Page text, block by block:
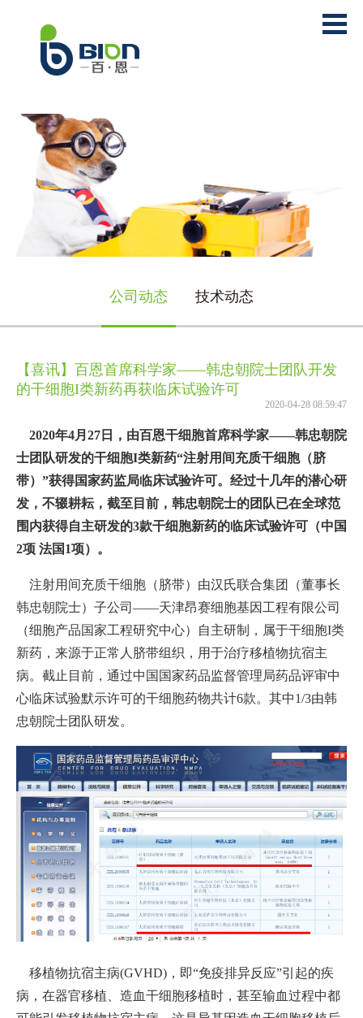
公司动态 技术动态
【喜讯】百恩首席科学家——韩忠朝院士团队开发
的干细胞I类新药再获临床试验许可
2020-04-28 08:59:47
2020年4月27日，由百恩干细胞首席科学家——韩忠朝院
士团队研发的干细胞I类新药“注射用间充质干细胞（脐
带）”获得国家药监局临床试验许可。经过十几年的潜心研
发，不辍耕耘，截至目前，韩忠朝院士的团队已在全球范
围内获得自主研发的3款干细胞新药的临床试验许可（中国
2项 法国1项）。
注射用间充质干细胞（脐带）由汉氏联合集团（董事长
韩忠朝院士）子公司——天津昂赛细胞基因工程有限公司
（细胞产品国家工程研究中心）自主研制，属于干细胞I类
新药，来源于正常人脐带组织，用于治疗移植物抗宿主
病。截止目前，通过中国国家药品监督管理局药品评审中
心临床试验默示许可的干细胞药物共计6款。其中1/3由韩
忠朝院士团队研发。
移植物抗宿主病(GVHD)，即“免疫排异反应”引起的疾
病，在器官移植、造血干细胞移植时，甚至输血过程中都